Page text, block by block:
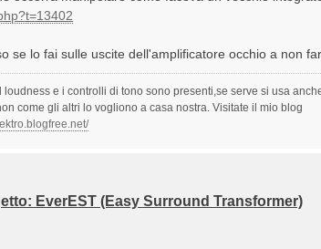
se lo fai sulle uscite dell'amplificatore occhio a non
loudness e i controlli di tono sono presenti,se serve si usa
come gli altri lo vogliono a casa nostra. Visitate il mio blog
EverEST (Easy Surround Transformer)